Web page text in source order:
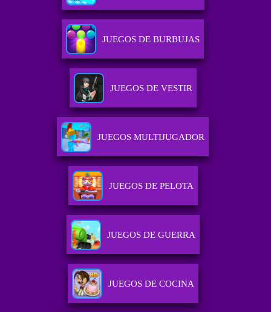
JUEGOS DE BURBUJAS
JUEGOS DE VESTIR
JUEGOS MULTIJUGADOR
JUEGOS DE PELOTA
JUEGOS DE GUERRA
JUEGOS DE COCINA